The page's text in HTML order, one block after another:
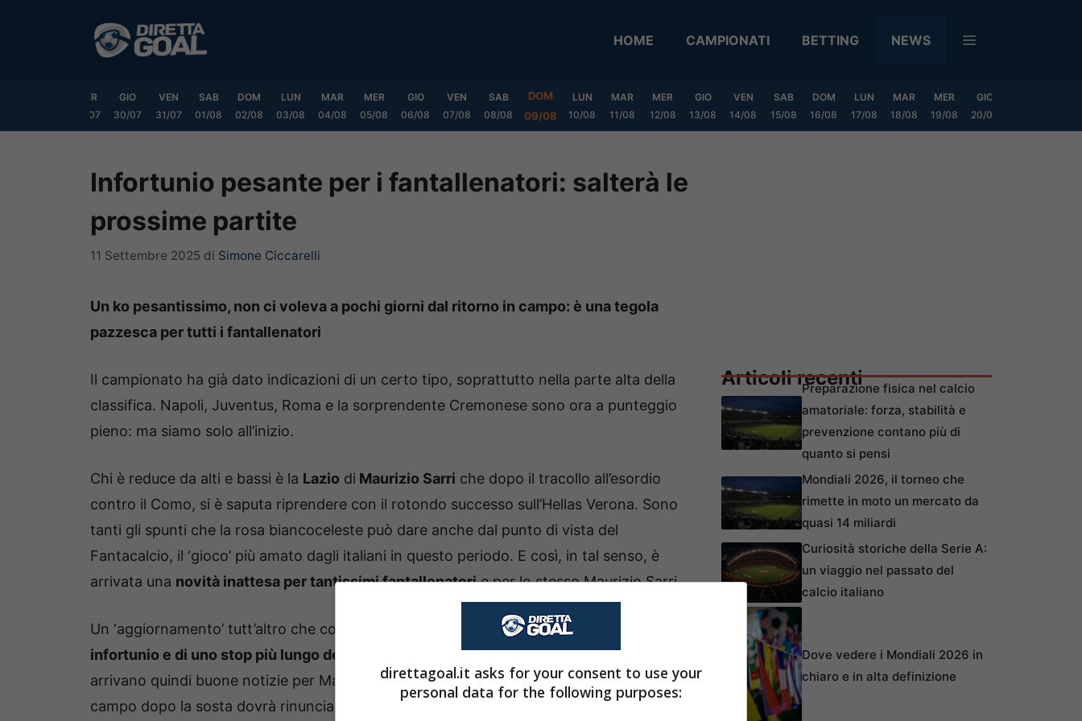
HOME CAMPIONATI BETTING NEWS
MER
29/07
GIO
30/07
VEN
31/07
SAB
01/08
DOM
02/08
LUN
03/08
MAR
04/08
MER
05/08
GIO
06/08
VEN
07/08
SAB
08/08
DOM
09/08
LUN
10/08
MAR
11/08
MER
12/08
GIO
13/08
VEN
14/08
SAB
15/08
DOM
16/08
LUN
17/08
MAR
18/08
MER
19/08
GIO
20/08
Infortunio pesante per i fantallenatori: salterà le
prossime partite
11 Settembre 2025 di Simone Ciccarelli
Un ko pesantissimo, non ci voleva a pochi giorni dal ritorno in campo: è una tegola
pazzesca per tutti i fantallenatori
Il campionato ha già dato indicazioni di un certo tipo, soprattutto nella parte alta della
classifica. Napoli, Juventus, Roma e la sorprendente Cremonese sono ora a punteggio
pieno: ma siamo solo all’inizio.
Chi è reduce da alti e bassi è la Lazio di Maurizio Sarri che dopo il tracollo all’esordio
contro il Como, si è saputa riprendere con il rotondo successo sull’Hellas Verona. Sono
tanti gli spunti che la rosa biancoceleste può dare anche dal punto di vista del
Fantacalcio, il ‘gioco’ più amato dagli italiani in questo periodo. E così, in tal senso, è
arrivata una novità inattesa per tantissimi fantallenatorie per lo stesso Maurizio Sarri.
Un ‘aggiornamento’ tutt’altro che confortante perché in questo caso si parla di
infortunio e di uno stop più lungo del previsto
. In ottica Fantacalcio, e non solo, non
arrivano quindi buone notizie per Maurizio Sarri. Perché la Lazio in vista del ritorno in
campo dopo la sosta dovrà rinunciare ad una pedina importante che, ad oggi, farà
Articoli recentiPreparazione fisica nel calcio
amatoriale: forza, stabilità e
prevenzione contano più di
quanto si pensi
Mondiali 2026, il torneo che
rimette in moto un mercato da
quasi 14 miliardi
Curiosità storiche della Serie A:
un viaggio nel passato del
calcio italiano
Dove vedere i Mondiali 2026 in
chiaro e in alta definizione
direttagoal.it asks for your consent to use your
personal data for the following purposes: